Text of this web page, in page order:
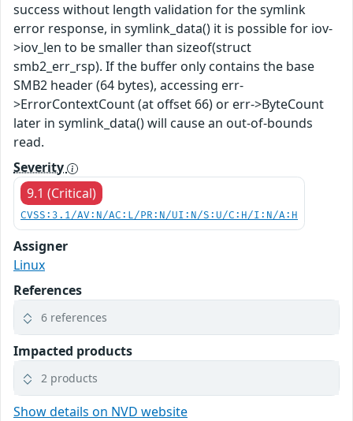
success without length validation for the symlink
error response, in symlink_data() it is possible for iov-
>iov_len to be smaller than sizeof(struct
smb2_err_rsp). If the buffer only contains the base
SMB2 header (64 bytes), accessing err-
>ErrorContextCount (at offset 66) or err->ByteCount
later in symlink_data() will cause an out-of-bounds
read.
Severity
9.1 (Critical)
CVSS:3.1/AV:N/AC:L/PR:N/UI:N/S:U/C:H/I:N/A:H
Assigner
Linux
References
6 references
Impacted products
2 products
Show details on NVD website